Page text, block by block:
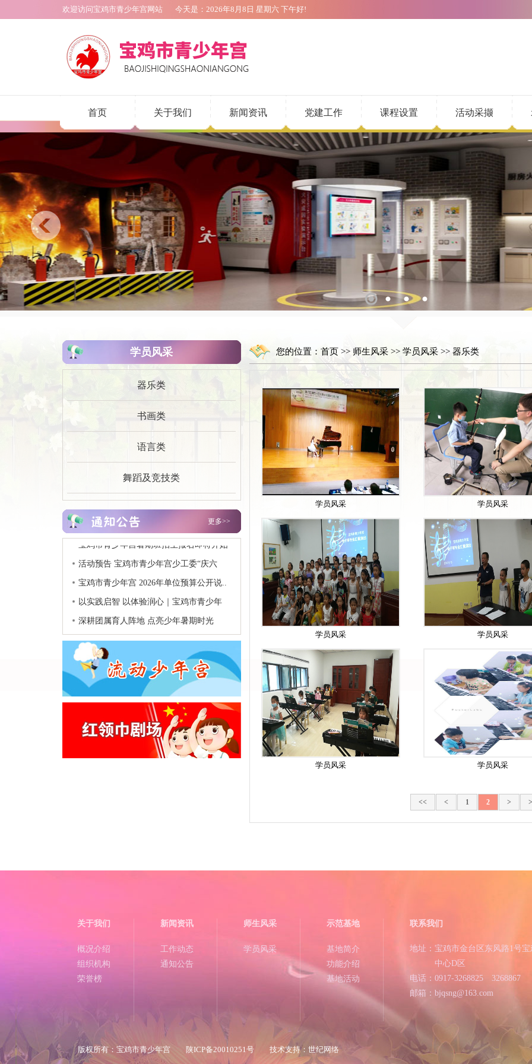
欢迎访问宝鸡市青少年宫网站 今天是： 2026年8月8日 星期六 下午好!
首页 关于我们 新闻资讯 党建工作 课程设置 活动采撷
1 2
学员风采
器乐类
书画类
语言类
舞蹈及竞技类
更多>>
以实践启智 以体验润心｜宝鸡市青少年
宫红..
深耕团属育人阵地 点亮少年暑期时光
——宝..
拼手速抢暑期班名额啦！宝鸡市青少年宫
暑期..
宝鸡市青少年宫暑期班招生报名即将开始
暑期..
宝鸡市青少年宫暑期班招生报名即将开始
活动预告 宝鸡市青少年宫少工委“庆六
一..
您的位置： 首页>> 师生风采>> 学员风采>> 器乐类
学员风采 学员风采
学员风采 学员风采
学员风采 学员风采
<< < 1 2 >
关于我们
概况介绍
组织机构
荣誉榜
新闻资讯
工作动态
通知公告
师生风采
学员风采
示范基地
基地简介
功能介绍
基地活动
联系我们
地址：宝鸡市金台区东风路1号
中心D区
电话：0917-3268825 3268867
邮箱：bjqsng@163.com
版权所有： 宝鸡市青少年宫 陕ICP备20010251号技术支持：世纪网络